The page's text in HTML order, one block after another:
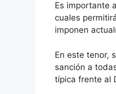
Es importante
cuales
imponen
En este tenor,
sanción a
típica frente al